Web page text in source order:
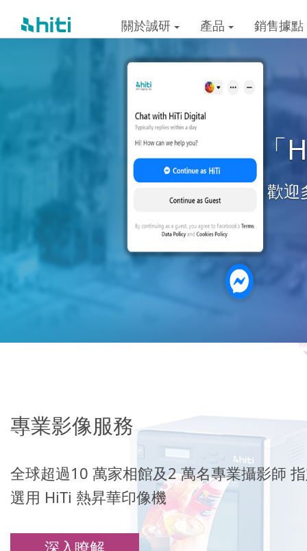
關於誠研 產品 銷售據點
「
歡迎多
專業影像服務
全球超過10 萬家相館及2 萬名專業攝影師
選用 HiTi 熱昇華印像機